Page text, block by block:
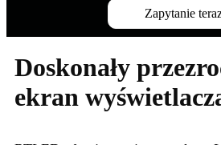
Zapytanie
Doskonały
ekran